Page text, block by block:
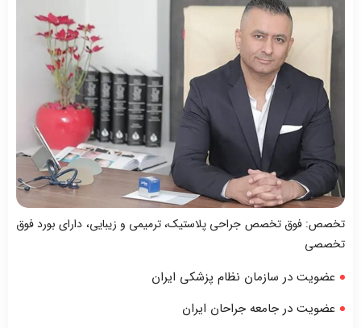
تخصص: فوق تخصص جراحی پلاستیک، ترمیمی و زیبایی، دارای بورد فوق
تخصصی
عضویت در سازمان نظام پزشکی ایران
عضویت در جامعه جراحان ایران